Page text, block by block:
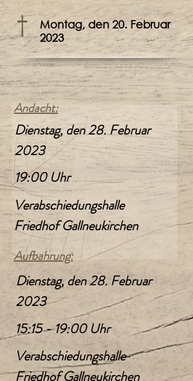
Montag, den 20. Februar
2023
†
Andacht:
Dienstag, den 28. Februar
2023
19:00 Uhr
Verabschiedungshalle
Friedhof Gallneukirchen
Aufbahrung:
Dienstag, den 28. Februar
2023
15:15 - 19:00 Uhr
Verabschiedungshalle
Friedhof Gallneukirchen